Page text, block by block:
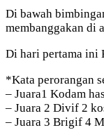
Di bawah
membanggakan di
Di hari pertama ini
*Kata perorangan
– Juara1 Kodam
– Juara 2 Divif 2
– Juara 3 Brigif 4